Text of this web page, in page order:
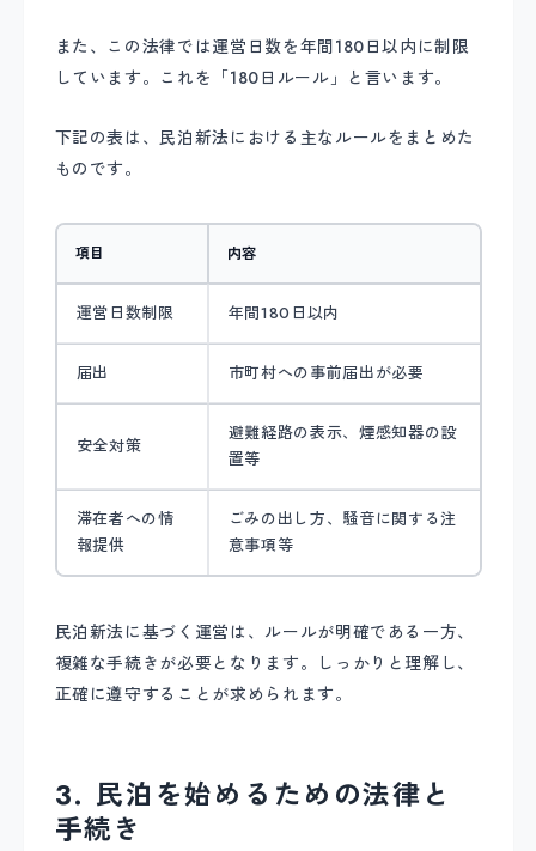
また、この法律では運営日数を年間180日以内に制限
しています。これを「180日ルール」と言います。
下記の表は、民泊新法における主なルールをまとめた
ものです。
項目 内容
運営日数制限 年間180日以内
届出 市町村への事前届出が必要
安全対策
避難経路の表示、煙感知器の設
置等
滞在者への情
報提供
ごみの出し方、騒音に関する注
意事項等
民泊新法に基づく運営は、ルールが明確である一方、
複雑な手続きが必要となります。しっかりと理解し、
正確に遵守することが求められます。
3. 民泊を始めるための法律と
手続き